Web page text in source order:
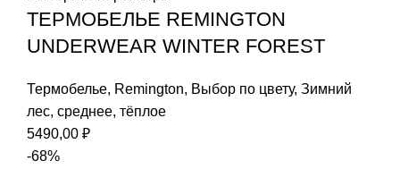
ТЕРМОБЕЛЬЕ REMINGTON
UNDERWEAR WINTER FOREST
Термобелье, Remington, Выбор по цвету, Зимний
лес, среднее, тёплое
5490,00 ₽
-68%